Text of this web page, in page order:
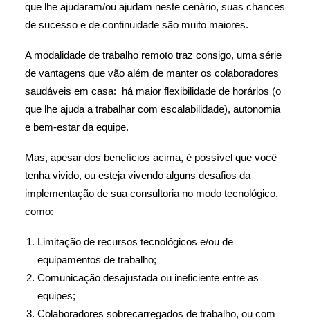
que lhe ajudaram/ou ajudam neste cenário, suas chances
de sucesso e de continuidade são muito maiores.
A modalidade de trabalho remoto traz consigo, uma série
de vantagens que vão além de manter os colaboradores
saudáveis em casa: há maior flexibilidade de horários (o
que lhe ajuda a trabalhar com escalabilidade), autonomia
e bem-estar da equipe.
Mas, apesar dos benefícios acima, é possível que você
tenha vivido, ou esteja vivendo alguns desafios da
implementação de sua consultoria no modo tecnológico,
como:
Limitação de recursos tecnológicos e/ou de
equipamentos de trabalho;
Comunicação desajustada ou ineficiente entre as
equipes;
Colaboradores sobrecarregados de trabalho, ou com